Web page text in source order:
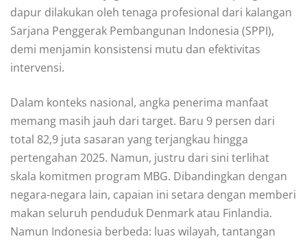
dapur dilakukan oleh tenaga profesional dari kalangan
Sarjana Penggerak Pembangunan Indonesia (SPPI),
demi menjamin konsistensi mutu dan efektivitas
intervensi.
Dalam konteks nasional, angka penerima manfaat
memang masih jauh dari target. Baru 9 persen dari
total 82,9 juta sasaran yang terjangkau hingga
pertengahan 2025. Namun, justru dari sini terlihat
skala komitmen program MBG. Dibandingkan dengan
negara-negara lain, capaian ini setara dengan memberi
makan seluruh penduduk Denmark atau Finlandia.
Namun Indonesia berbeda: luas wilayah, tantangan